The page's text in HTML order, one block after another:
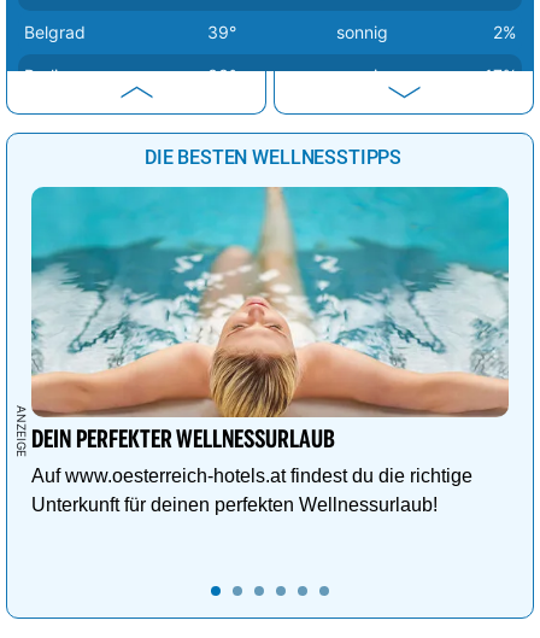
Belgrad 39° sonnig 2%
Berlin 33° sonnig 17%
Bern 30° Regenschauer 46%
31° sonnig
Brüssel sonnig 16%
Budapest 36° sonnig 5%
Bukarest 35° sonnig 6%
Chisinau 33° sonnig 2%
Dublin 20° Sprühregen 44%
Helsinki 20° heiter 26%
Kiew 29° sonnig
Kopenhagen 20° sonnig
36°
DIE BESTEN WELLNESSTIPPS
DEIN PERFEKTER WELLNESSURLAUB
Auf www.oesterreich-hotels.at findest du die richtige
Unterkunft für deinen perfekten Wellnessurlaub!